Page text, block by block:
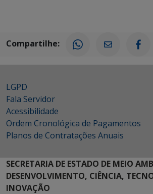
Compartilhe:
LGPD
Fala Servidor
Acessibilidade
Ordem Cronológica de Pagamentos
Planos de Contratações Anuais
SECRETARIA DE ESTADO DE MEIO
DESENVOLVIMENTO, CIÊNCIA,
INOVAÇÃO